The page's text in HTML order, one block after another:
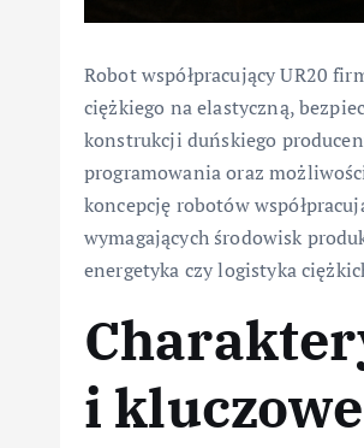
Robot współpracujący UR20
ciężkiego na elastyczną,
konstrukcji duńskiego
programowania oraz
koncepcję robotów
wymagających środowisk
energetyka czy logistyka
i